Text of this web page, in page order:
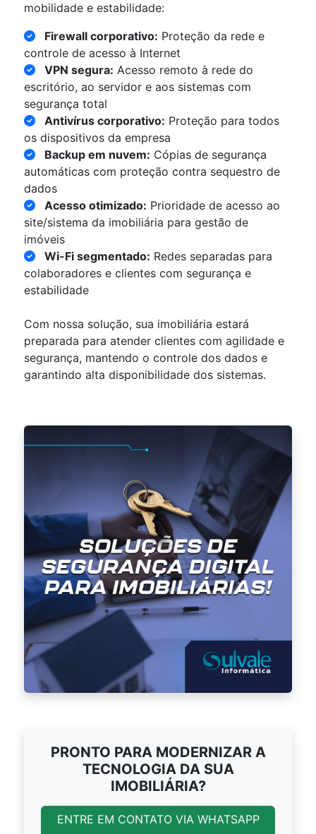
mobilidade e estabilidade:
Firewall corporativo: Proteção da rede e
controle de acesso à Internet
VPN segura: Acesso remoto à rede do
escritório, ao servidor e aos sistemas com
segurança total
Antivírus corporativo: Proteção para todos
os dispositivos da empresa
Backup em nuvem: Cópias de segurança
automáticas com proteção contra sequestro de
dados
Acesso otimizado: Prioridade de acesso ao
site/sistema da imobiliária para gestão de
imóveis
Wi-Fi segmentado: Redes separadas para
colaboradores e clientes com segurança e
estabilidade
Com nossa solução, sua imobiliária estará
preparada para atender clientes com agilidade e
segurança, mantendo o controle dos dados e
garantindo alta disponibilidade dos sistemas.
PRONTO PARA MODERNIZAR A
TECNOLOGIA DA SUA
IMOBILIÁRIA?
ENTRE EM CONTATO VIA WHATSAPP